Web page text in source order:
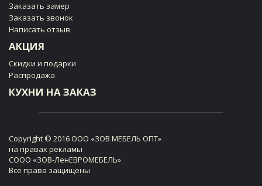
Заказать замер
Заказать звонок
Написать отзыв
АКЦИЯ
Скидки и подарки
Распродажа
КУХНИ НА ЗАКАЗ
Copyright © 2016 ООО «ЗОВ МЕБЕЛЬ ОПТ»
на правах рекламы
СООО «ЗОВ-ЛенЕВРОМЕБЕЛЬ»
Все права защищены